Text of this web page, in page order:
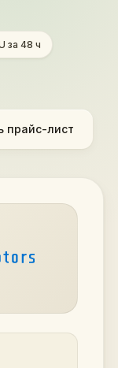
за 48 ч
прайс-лист